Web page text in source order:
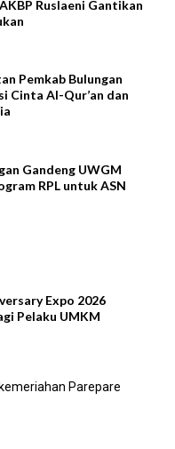
Ruslaeni Gantikan
Pemkab Bulungan
Cinta Al-Qur’an dan
Gandeng UWGM
RPL untuk ASN
Expo 2026
Pelaku UMKM
Parepare